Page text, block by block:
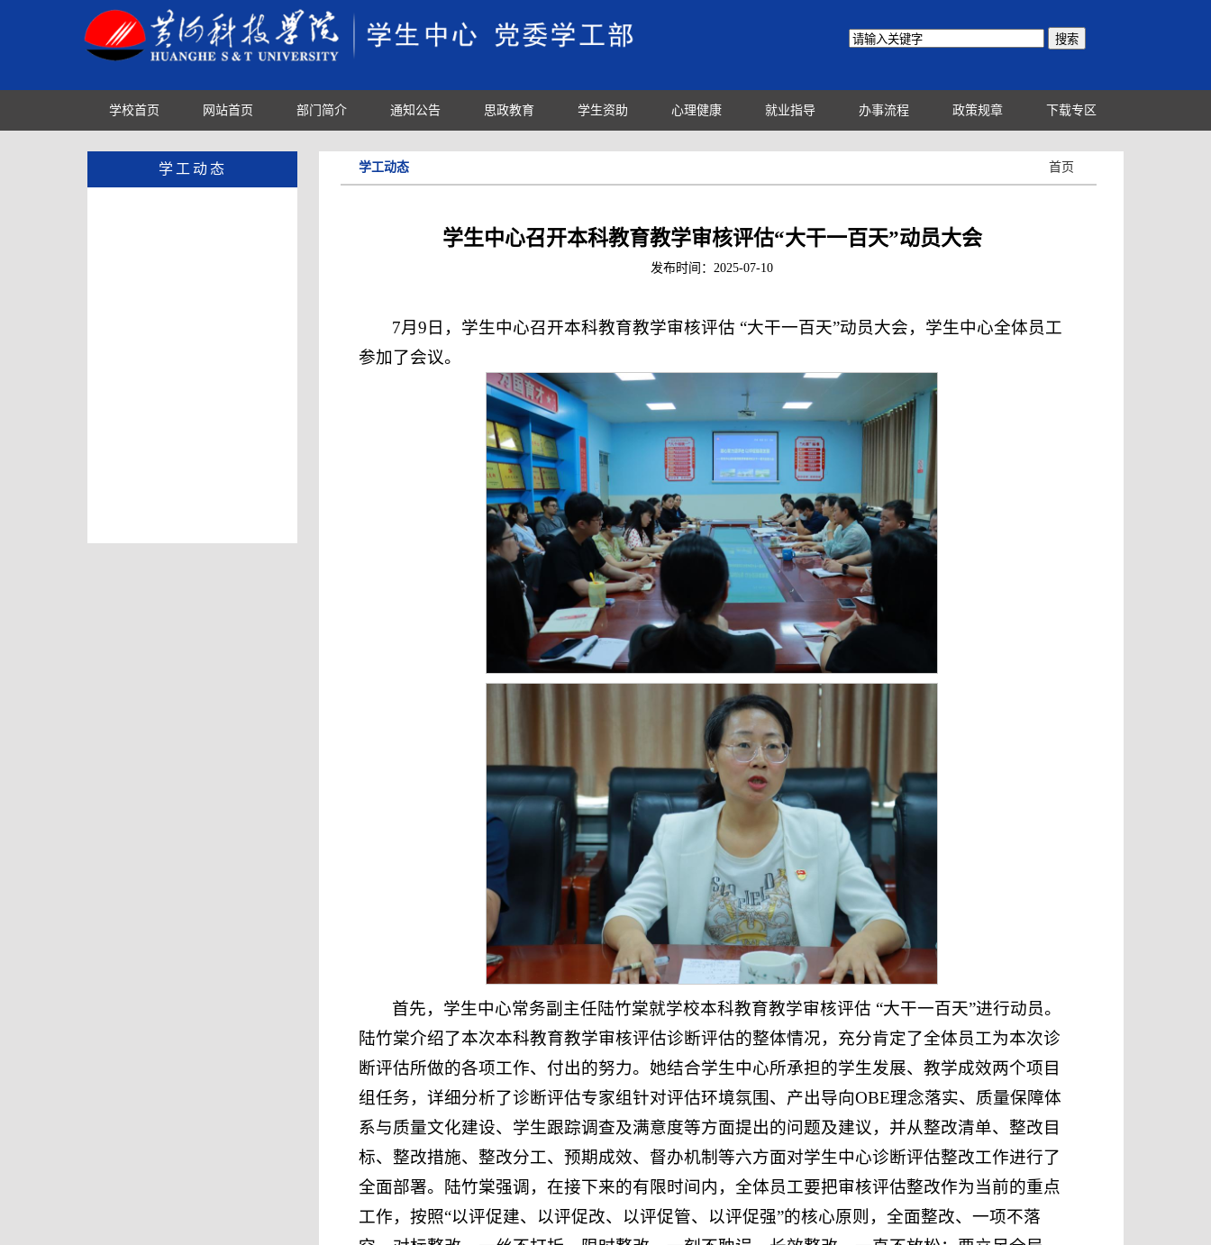
学校首页 网站首页 部门简介 通知公告 思政教育 学生资助 心理健康 就业指导 办事流程 政策规章 下载专区
学工动态 学工动态 首页
学生中心召开本科教育教学审核评估“大干一百天”动员大会
发布时间：2025-07-10
7月9日，学生中心召开本科教育教学审核评估 “大干一百天”动员大会，学生中心全体员工
参加了会议。
首先，学生中心常务副主任陆竹棠就学校本科教育教学审核评估 “大干一百天”进行动员。
陆竹棠介绍了本次本科教育教学审核评估诊断评估的整体情况，充分肯定了全体员工为本次诊
断评估所做的各项工作、付出的努力。她结合学生中心所承担的学生发展、教学成效两个项目
组任务，详细分析了诊断评估专家组针对评估环境氛围、产出导向OBE理念落实、质量保障体
系与质量文化建设、学生跟踪调查及满意度等方面提出的问题及建议，并从整改清单、整改目
标、整改措施、整改分工、预期成效、督办机制等六方面对学生中心诊断评估整改工作进行了
全面部署。陆竹棠强调，在接下来的有限时间内，全体员工要把审核评估整改作为当前的重点
工作，按照“以评促建、以评促改、以评促管、以评促强”的核心原则，全面整改、一项不落